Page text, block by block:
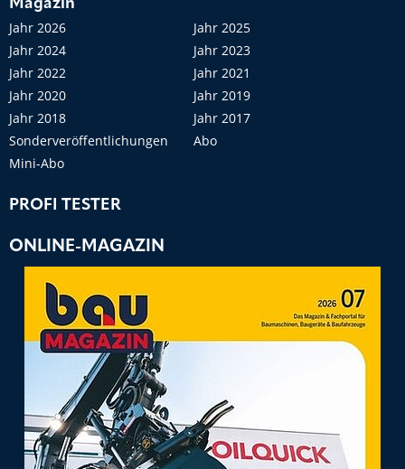
Magazin
Jahr 2026
Jahr 2025
Jahr 2024
Jahr 2023
Jahr 2022
Jahr 2021
Jahr 2020
Jahr 2019
Jahr 2018
Jahr 2017
Sonderveröffentlichungen
Abo
Mini-Abo
PROFI TESTER
ONLINE-MAGAZIN